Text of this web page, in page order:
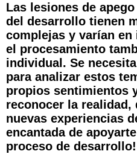
Las lesiones de
del desarrollo tienen
complejas y varían
el procesamiento
individual. Se
para analizar estos
propios sentimientos
reconocer la
nuevas experiencias
encantada de
proceso de desarrollo!